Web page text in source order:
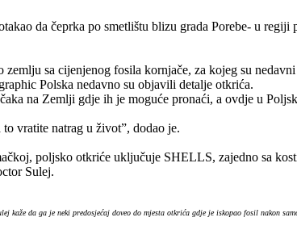
da čeprka po smetlištu blizu grada Porebe- u
sa cijenjenog fosila kornjače, za kojeg su
Polska nedavno su objavili detalje otkrića.
na Zemlji gdje ih je moguće pronaći, a ovdje u
vratite natrag u život”, dodao je.
poljsko otkriće uključuje SHELLS, zajedno sa
Sulej.
kaže da ga je neki predosjećaj doveo do mjesta otkrića gdje je iskopao fosil nakon